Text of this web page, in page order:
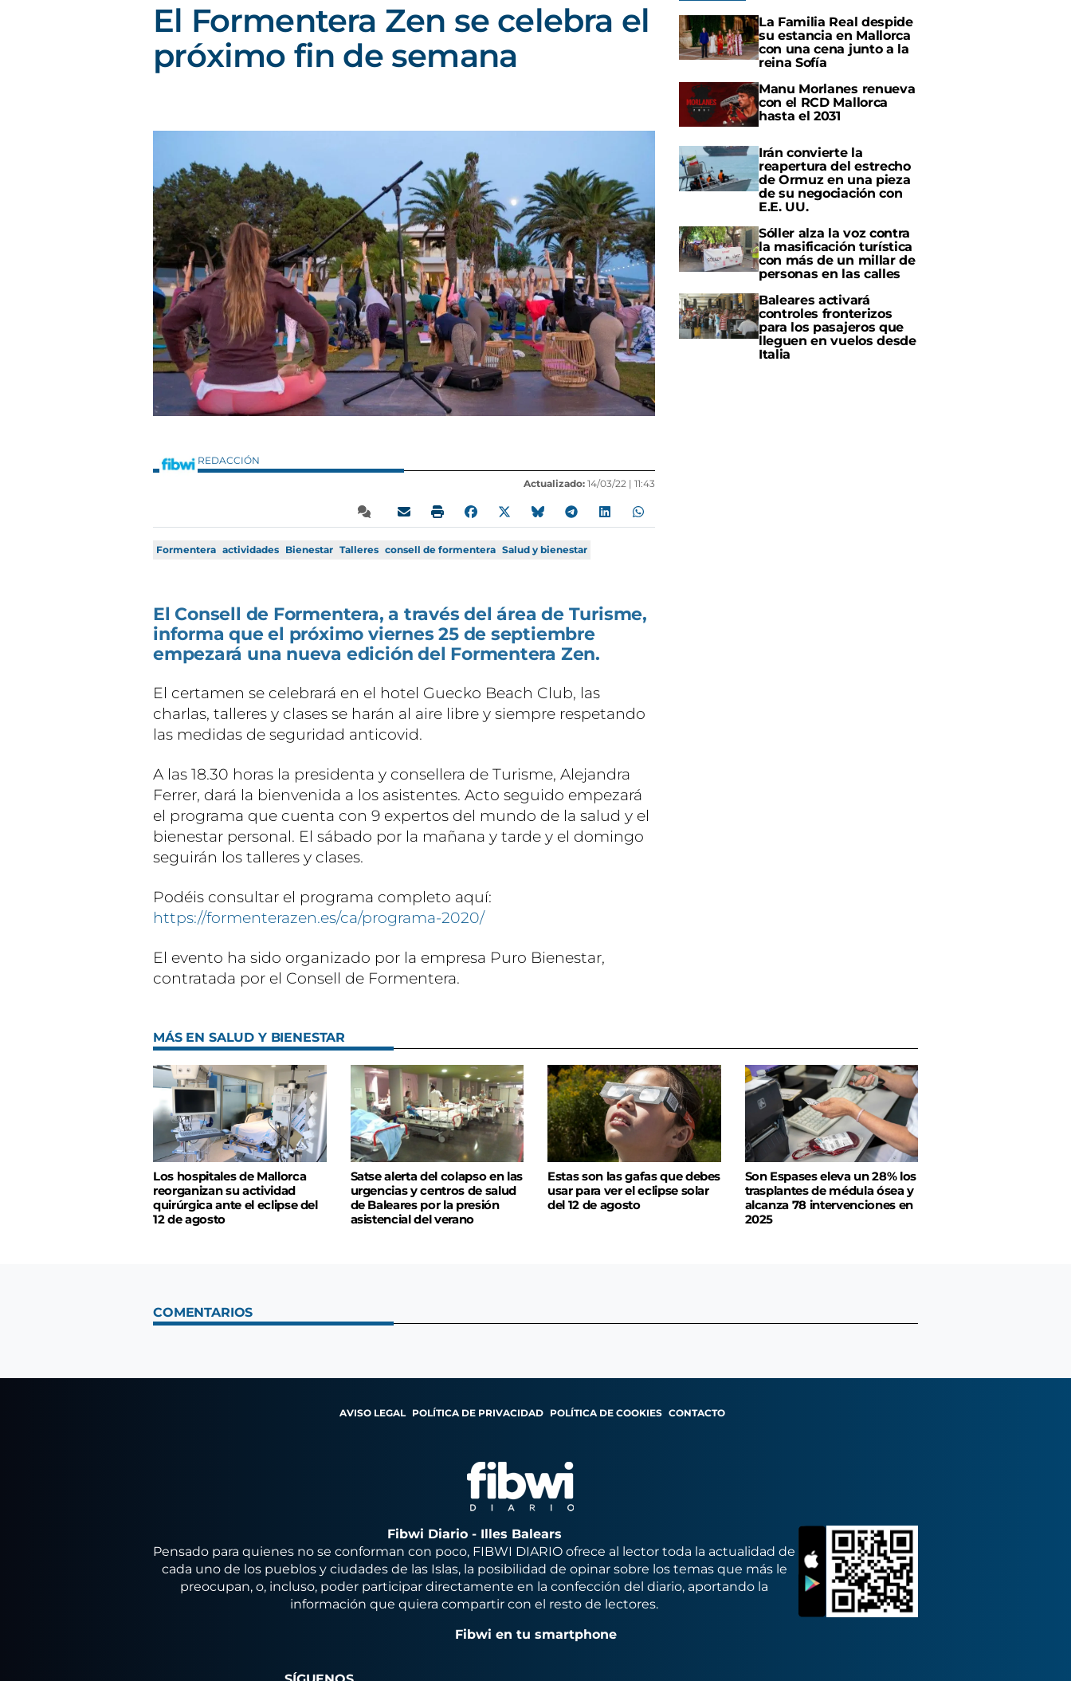
El Formentera Zen se celebra el
próximo fin de semana
REDACCIÓN
Actualizado: 14/03/22 | 11:43
Formentera actividades Bienestar Talleres consell de formentera Salud y bienestar
El Consell de Formentera, a través del área de Turisme,
informa que el próximo viernes 25 de septiembre
empezará una nueva edición del Formentera Zen.
El certamen se celebrará en el hotel Guecko Beach Club, las
charlas, talleres y clases se harán al aire libre y siempre respetando
las medidas de seguridad anticovid.
A las 18.30 horas la presidenta y consellera de Turisme, Alejandra
Ferrer, dará la bienvenida a los asistentes. Acto seguido empezará
el programa que cuenta con 9 expertos del mundo de la salud y el
bienestar personal. El sábado por la mañana y tarde y el domingo
seguirán los talleres y clases.
Podéis consultar el programa completo aquí:
https://formenterazen.es/ca/programa-2020/
El evento ha sido organizado por la empresa Puro Bienestar,
contratada por el Consell de Formentera.
La Familia Real despide
su estancia en Mallorca
con una cena junto a la
reina Sofía
Manu Morlanes renueva
con el RCD Mallorca
hasta el 2031
Irán convierte la
reapertura del estrecho
de Ormuz en una pieza
de su negociación con
E.E. UU.
Sóller alza la voz contra
la masificación turística
con más de un millar de
personas en las calles
Baleares activará
controles fronterizos
para los pasajeros que
lleguen en vuelos desde
Italia
MÁS EN SALUD Y BIENESTAR
Los hospitales de Mallorca
reorganizan su actividad
quirúrgica ante el eclipse del
12 de agosto
Satse alerta del colapso en las
urgencias y centros de salud
de Baleares por la presión
asistencial del verano
Estas son las gafas que debes
usar para ver el eclipse solar
del 12 de agosto
Son Espases eleva un 28% los
trasplantes de médula ósea y
alcanza 78 intervenciones en
2025
COMENTARIOS
AVISO LEGAL POLÍTICA DE PRIVACIDAD POLÍTICA DE COOKIES CONTACTO
Fibwi Diario - Illes Balears
Pensado para quienes no se conforman con poco, FIBWI DIARIO ofrece al lector toda la actualidad de
cada uno de los pueblos y ciudades de las Islas, la posibilidad de opinar sobre los temas que más le
preocupan, o, incluso, poder participar directamente en la confección del diario, aportando la
información que quiera compartir con el resto de lectores.
Fibwi en tu smartphone